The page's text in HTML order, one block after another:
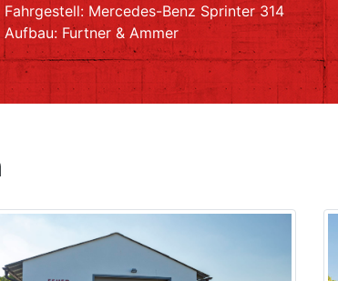
Fahrgestell: Mercedes-Benz Sprinter 314
Aufbau: Furtner & Ammer